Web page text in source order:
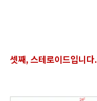
셋째, 스테로이드입니다.